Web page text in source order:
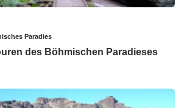
Paradies
des Böhmischen Paradieses